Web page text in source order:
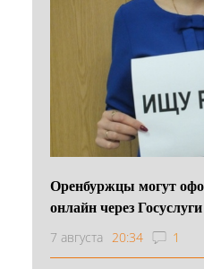
Оренбуржцы могут
онлайн через Госуслуги
7 августа 20:34 1